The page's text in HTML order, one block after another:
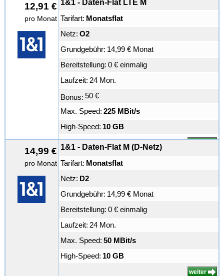
12,91 €
pro Monat
1&1 - Daten-Flat LTE M
Tarifart: Monatsflat
Netz: O2
Grundgebühr: 14,99 € Monat
Bereitstellung: 0 € einmalig
Laufzeit: 24 Mon.
Bonus: 50 €
Max. Speed: 225 MBit/s
High-Speed: 10 GB
14,99 €
pro Monat
1&1 - Daten-Flat M (D-Netz)
Tarifart: Monatsflat
Netz: D2
Grundgebühr: 14,99 € Monat
Bereitstellung: 0 € einmalig
Laufzeit: 24 Mon.
Max. Speed: 50 MBit/s
High-Speed: 10 GB
weiter